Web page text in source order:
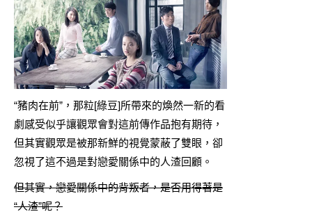
“豬肉在前”，那粒[綠豆]所帶來的煥然一新的看
劇感受似乎讓觀眾會對這前傳作品抱有期待，
但其實觀眾是被那新鮮的視覺蒙蔽了雙眼，卻
忽視了這不過是對戀愛關係中的人渣回顧。
但其實，戀愛關係中的背叛者，是否用得著是
“人渣”呢？